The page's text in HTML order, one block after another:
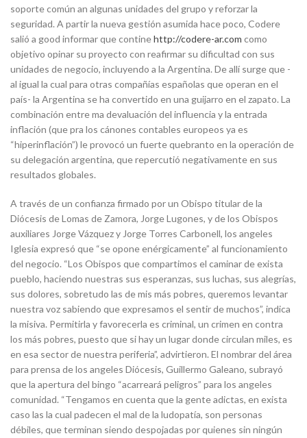
soporte común an algunas unidades del grupo y reforzar la
seguridad. A partir la nueva gestión asumida hace poco, Codere
salió a good informar que continehttp://codere-ar.com como
objetivo opinar su proyecto con reafirmar su dificultad con sus
unidades de negocio, incluyendo a la Argentina. De allí surge que -
al igual la cual para otras compañías españolas que operan en el
país- la Argentina se ha convertido en una guijarro en el zapato. La
combinación entre ma devaluación del influencia y la entrada
inflación (que pra los cánones contables europeos ya es
“hiperinflación”) le provocó un fuerte quebranto en la operación de
su delegación argentina, que repercutió negativamente en sus
resultados globales.
A través de un confianza firmado por un Obispo titular de la
Diócesis de Lomas de Zamora, Jorge Lugones, y de los Obispos
auxiliares Jorge Vázquez y Jorge Torres Carbonell, los angeles
Iglesia expresó que “se opone enérgicamente” al funcionamiento
del negocio. “Los Obispos que compartimos el caminar de exista
pueblo, haciendo nuestras sus esperanzas, sus luchas, sus alegrías,
sus dolores, sobretudo las de mis más pobres, queremos levantar
nuestra voz sabiendo que expresamos el sentir de muchos”, indica
la misiva. Permitirla y favorecerla es criminal, un crimen en contra
los más pobres, puesto que si hay un lugar donde circulan miles, es
en esa sector de nuestra periferia”, advirtieron. El nombrar del área
para prensa de los angeles Diócesis, Guillermo Galeano, subrayó
que la apertura del bingo “acarreará peligros” para los angeles
comunidad. “Tengamos en cuenta que la gente adictas, en exista
caso las la cual padecen el mal de la ludopatía, son personas
débiles, que terminan siendo despojadas por quienes sin ningún